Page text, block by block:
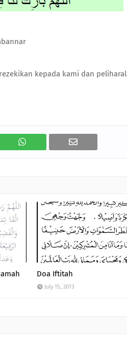
kepada kami dan
Doa Iftitah
July 15, 2013